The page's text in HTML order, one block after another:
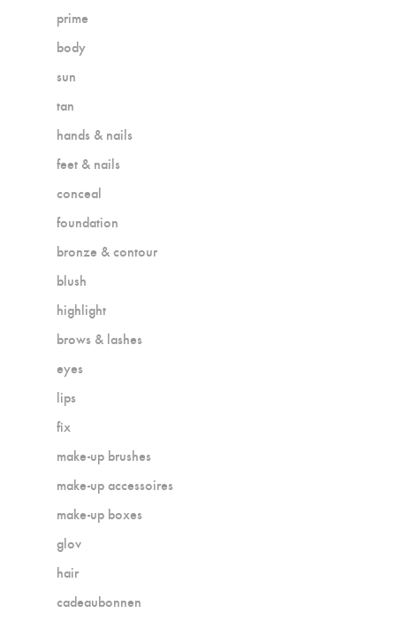
prime
body
sun
tan
hands & nails
feet & nails
conceal
foundation
bronze & contour
blush
highlight
brows & lashes
eyes
lips
fix
make-up brushes
make-up accessoires
make-up boxes
glov
hair
cadeaubonnen